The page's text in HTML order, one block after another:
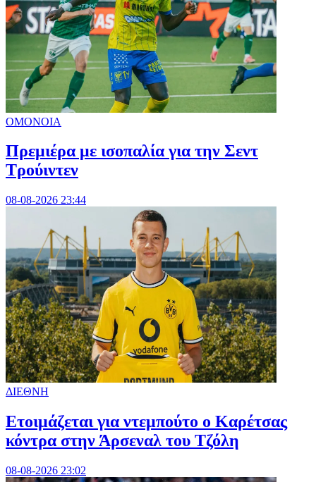
ΟΜΟΝΟΙΑ
Πρεμιέρα με ισοπαλία για την Σεντ
Τρούιντεν
08-08-2026 23:44
ΔΙΕΘΝΗ
Ετοιμάζεται για ντεμπούτο ο Καρέτσας
κόντρα στην Άρσεναλ του Τζόλη
08-08-2026 23:02